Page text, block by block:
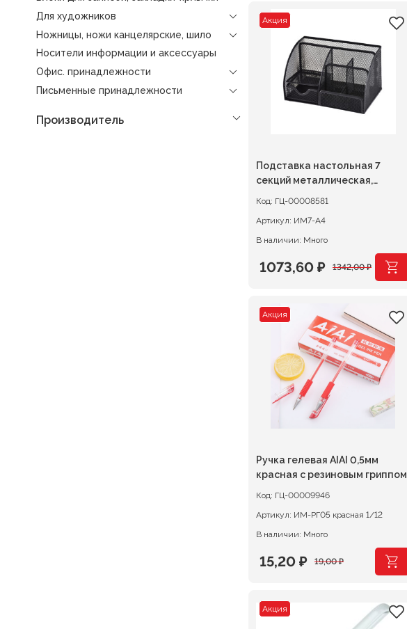
Для художников
Ножницы, ножи канцелярские, шило
Носители информации и аксессуары
Офис. принадлежности
Письменные принадлежности
Производитель
Акция
Подставка настольная 7
секций металлическая,
Код: ГЦ-00008581
Артикул: ИМ7-А4
В наличии: Много
1342,00₽
Первоначальная
составляла
1342,00 ₽.
1073,60 ₽
Текущая
1073,60 ₽.
Акция
Ручка гелевая AIAI 0,5мм
красная с резиновым гриппом
Код: ГЦ-00009946
Артикул:
ИМ-РГ05 красная 1/12
В наличии: Много
19,00₽
Первоначальная
составляла
15,20 ₽
Текущая
15,20 ₽.
Акция